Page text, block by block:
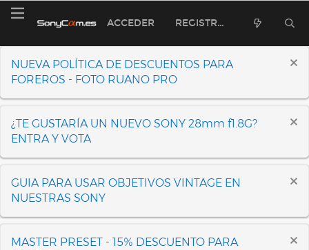
ACCEDER REGISTRARSE
NUEVA POLÍTICA DE DESCUENTOS PARA
FOREROS - FOTO RUANO PRO
¿TE GUSTARÍA UN NUEVO SONY 28mm f1.8G?
ENTRA Y VOTA
GUIA PARA USAR OBJETIVOS VINTAGE EN
NUESTRAS SONY
MASTER PRESET - 15% DESCUENTO PARA